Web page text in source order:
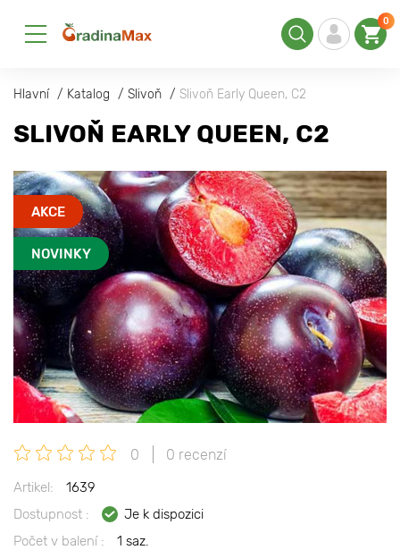
0
Hlavní Katalog Slivoň Slivoň Early Queen, C2
SLIVOŇ EARLY QUEEN, C2
AKCE
NOVINKY
0 0 recenzí
Artikel:
1639
Dostupnost :
Je k dispozici
Počet v balení :
1 saz.